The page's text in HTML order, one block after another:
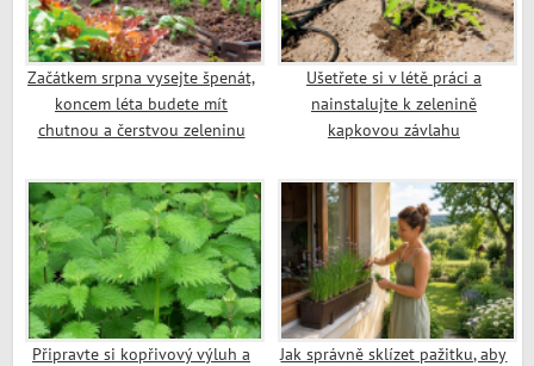
Začátkem srpna vysejte špenát,
koncem léta budete mít
chutnou a čerstvou zeleninu
Ušetřete si v létě práci a
nainstalujte k zelenině
kapkovou závlahu
Připravte si kopřivový výluh a
Jak správně sklízet pažitku, aby